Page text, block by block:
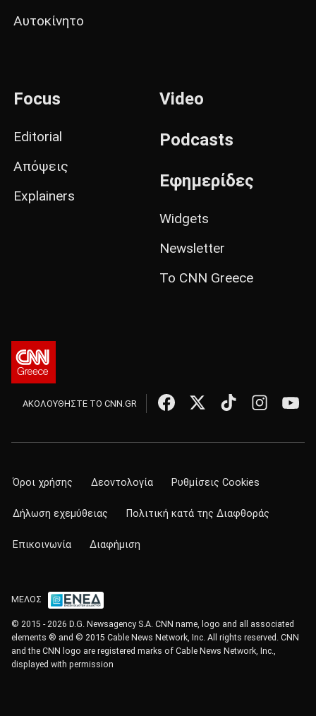
Αυτοκίνητο
Focus
Editorial
Απόψεις
Explainers
Video
Podcasts
Εφημερίδες
Widgets
Newsletter
Το CNN Greece
ΑΚΟΛΟΥΘΗΣΤΕ ΤΟ CNN.GR
Όροι χρήσης Δεοντολογία Ρυθμίσεις Cookies
Δήλωση εχεμύθειας Πολιτική κατά της Διαφθοράς
Επικοινωνία Διαφήμιση
ΜΕΛΟΣ
© 2015 - 2026 D.G. Newsagency S.A. CNN name, logo and all associated
elements ® and © 2015 Cable News Network, Inc. All rights reserved. CNN
and the CNN logo are registered marks of Cable News Network, Inc.,
displayed with permission